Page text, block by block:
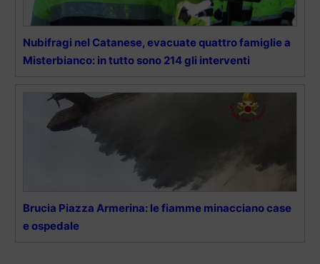
Nubifragi nel Catanese, evacuate quattro famiglie a
Misterbianco: in tutto sono 214 gli interventi
Brucia Piazza Armerina: le fiamme minacciano case
e ospedale